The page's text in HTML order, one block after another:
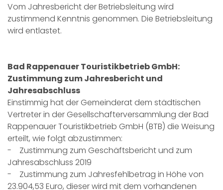
Vom Jahresbericht der Betriebsleitung wird
zustimmend Kenntnis genommen. Die Betriebsleitung
wird entlastet.
Bad Rappenauer Touristikbetrieb GmbH:
Zustimmung zum Jahresbericht und
Jahresabschluss
Einstimmig hat der Gemeinderat dem städtischen
Vertreter in der Gesellschafterversammlung der Bad
Rappenauer Touristikbetrieb GmbH (BTB) die Weisung
erteilt, wie folgt abzustimmen:
- Zustimmung zum Geschäftsbericht und zum
Jahresabschluss 2019
- Zustimmung zum Jahresfehlbetrag in Höhe von
23.904,53 Euro, dieser wird mit dem vorhandenen